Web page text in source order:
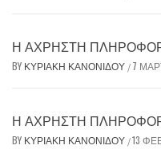
Η ΆΧΡΗΣΤΗ
BY ΚΥΡΙΑΚΉ ΚΑΝΟΝΊΔΟΥ / 7
Η ΆΧΡΗΣΤΗ
BY ΚΥΡΙΑΚΉ ΚΑΝΟΝΊΔΟΥ /13